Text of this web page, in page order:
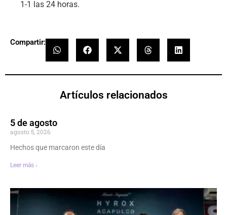
1-1 las 24 horas.
Compartir:
Artículos relacionados
5 de agosto
agosto 5, 2026
Hechos que marcaron este día
Leer más ›